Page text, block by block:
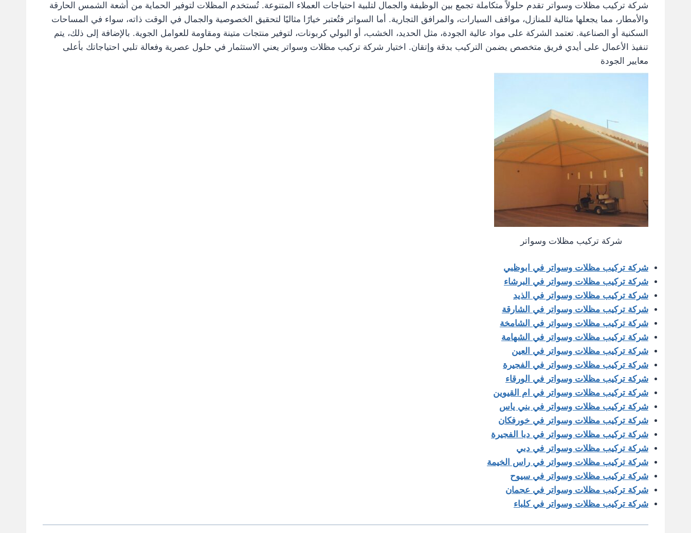
شركة تركيب مظلات وسواتر تقدم حلولاً متكاملة تجمع بين الوظيفة والجمال لتلبية احتياجات العملاء المتنوعة. تُستخدم المظلات لتوفير الحماية من أشعة الشمس الحارقة
والأمطار، مما يجعلها مثالية للمنازل، مواقف السيارات، والمرافق التجارية. أما السواتر فتُعتبر خيارًا مثاليًا لتحقيق الخصوصية والجمال في الوقت ذاته، سواء في المساحات
السكنية أو الصناعية. تعتمد الشركة على مواد عالية الجودة، مثل الحديد، الخشب، أو البولي كربونات، لتوفير منتجات متينة ومقاومة للعوامل الجوية. بالإضافة إلى ذلك، يتم
تنفيذ الأعمال على أيدي فريق متخصص يضمن التركيب بدقة وإتقان. اختيار شركة تركيب مظلات وسواتر يعني الاستثمار في حلول عصرية وفعالة تلبي احتياجاتك بأعلى
معايير الجودة
شركة تركيب مظلات وسواتر
شركة تركيب مظلات وسواتر في ابوظبي
شركة تركيب مظلات وسواتر في البرشاء
شركة تركيب مظلات وسواتر في الذيد
شركة تركيب مظلات وسواتر في الشارقة
شركة تركيب مظلات وسواتر في الشامخة
شركة تركيب مظلات وسواتر في الشهامة
شركة تركيب مظلات وسواتر في العين
شركة تركيب مظلات وسواتر في الفجيرة
شركة تركيب مظلات وسواتر في الورقاء
شركة تركيب مظلات وسواتر في ام القيوين
شركة تركيب مظلات وسواتر في بني ياس
شركة تركيب مظلات وسواتر في خورفكان
شركة تركيب مظلات وسواتر في دبا الفجيرة
شركة تركيب مظلات وسواتر في دبي
شركة تركيب مظلات وسواتر في راس الخيمة
شركة تركيب مظلات وسواتر في سيوح
شركة تركيب مظلات وسواتر في عجمان
شركة تركيب مظلات وسواتر في كلباء